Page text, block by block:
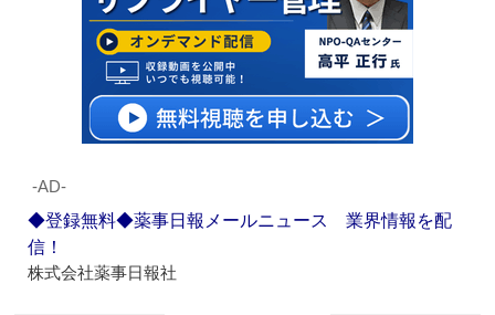
‐AD‐
◆登録無料◆薬事日報メールニュース 業界情報を配
信！
株式会社薬事日報社